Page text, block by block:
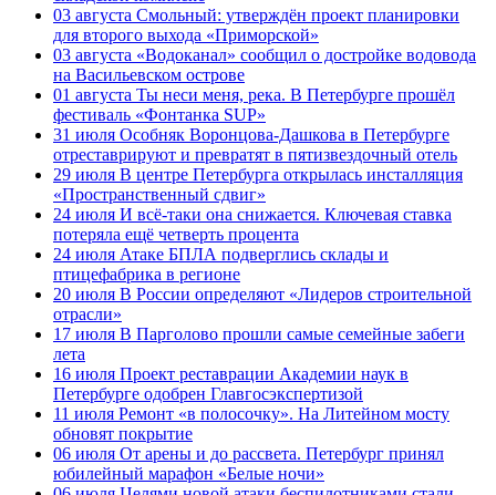
03 августа Смольный: утверждён проект планировки
для второго выхода «Приморской»
03 августа «Водоканал» сообщил о достройке водовода
на Васильевском острове
01 августа Ты неси меня, река. В Петербурге прошёл
фестиваль «Фонтанка SUP»
31 июля Особняк Воронцова-Дашкова в Петербурге
отреставрируют и превратят в пятизвездочный отель
29 июля В центре Петербурга открылась инсталляция
«Пространственный сдвиг»
24 июля И всё-таки она снижается. Ключевая ставка
потеряла ещё четверть процента
24 июля Атаке БПЛА подверглись склады и
птицефабрика в регионе
20 июля В России определяют «Лидеров строительной
отрасли»
17 июля В Парголово прошли самые семейные забеги
лета
16 июля Проект реставрации Академии наук в
Петербурге одобрен Главгосэкспертизой
11 июля Ремонт «в полосочку». На Литейном мосту
обновят покрытие
06 июля От арены и до рассвета. Петербург принял
юбилейный марафон «Белые ночи»